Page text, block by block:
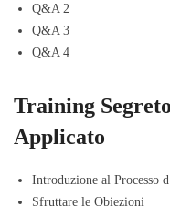
Q&A 2
Q&A 3
Q&A 4
Training
Applicato
Introduzione al Processo
Sfruttare le Obiezioni